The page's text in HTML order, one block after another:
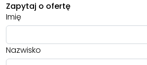
Zapytaj o ofertę
Imię
Nazwisko